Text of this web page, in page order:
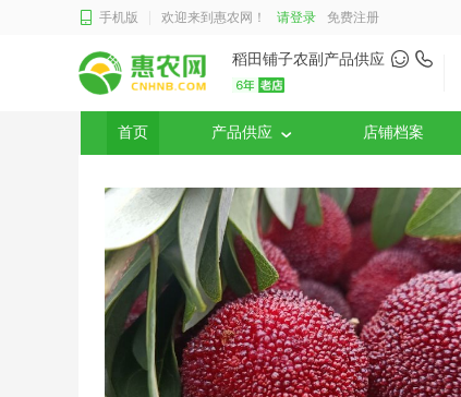
手机版 欢迎来到惠农网！ 请登录 免费注册
稻田铺子农副产品供应
首页 产品供应 店铺档案